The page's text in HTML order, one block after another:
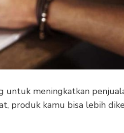
untuk meningkatkan
produk kamu bisa lebih